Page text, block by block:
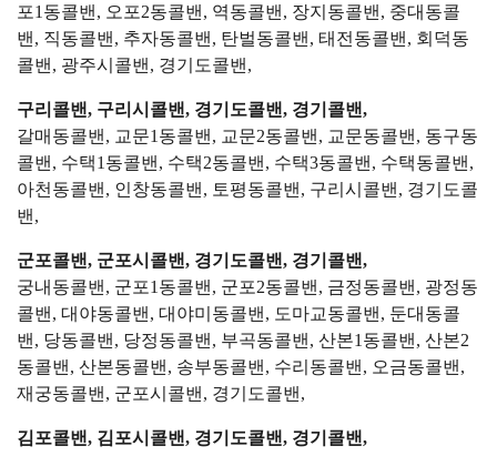
포1동콜밴, 오포2동콜밴, 역동콜밴, 장지동콜밴, 중대동콜
밴, 직동콜밴, 추자동콜밴, 탄벌동콜밴, 태전동콜밴, 회덕동
콜밴, 광주시콜밴, 경기도콜밴,
구리콜밴, 구리시콜밴, 경기도콜밴, 경기콜밴,
갈매동콜밴, 교문1동콜밴, 교문2동콜밴, 교문동콜밴, 동구동
콜밴, 수택1동콜밴, 수택2동콜밴, 수택3동콜밴, 수택동콜밴,
아천동콜밴, 인창동콜밴, 토평동콜밴, 구리시콜밴, 경기도콜
밴,
군포콜밴, 군포시콜밴, 경기도콜밴, 경기콜밴,
궁내동콜밴, 군포1동콜밴, 군포2동콜밴, 금정동콜밴, 광정동
콜밴, 대야동콜밴, 대야미동콜밴, 도마교동콜밴, 둔대동콜
밴, 당동콜밴, 당정동콜밴, 부곡동콜밴, 산본1동콜밴, 산본2
동콜밴, 산본동콜밴, 송부동콜밴, 수리동콜밴, 오금동콜밴,
재궁동콜밴, 군포시콜밴, 경기도콜밴,
김포콜밴, 김포시콜밴, 경기도콜밴, 경기콜밴,